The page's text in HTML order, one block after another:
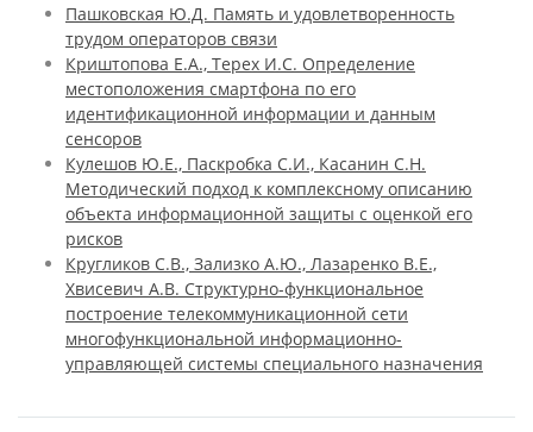
Пашковская Ю.Д. Память и удовлетворенность
трудом операторов связи
Криштопова Е.А., Терех И.С. Определение
местоположения смартфона по его
идентификационной информации и данным
сенсоров
Кулешов Ю.Е., Паскробка С.И., Касанин С.Н.
Методический подход к комплексному описанию
объекта информационной защиты с оценкой его
рисков
Кругликов С.В., Зализко А.Ю., Лазаренко В.Е.,
Хвисевич А.В. Структурно-функциональное
построение телекоммуникационной сети
многофункциональной информационно-
управляющей системы специального назначения